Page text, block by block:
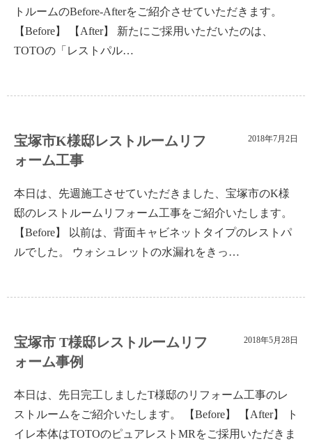
トルームのBefore-Afterをご紹介させていただきます。
【Before】 【After】 新たにご採用いただいたのは、
TOTOの「レストパル…
宝塚市K様邸レストルームリフ
ォーム工事
2018年7月2日
本日は、先週施工させていただきました、宝塚市のK様
邸のレストルームリフォーム工事をご紹介いたします。
【Before】 以前は、背面キャビネットタイプのレストパ
ルでした。 ウォシュレットの水漏れをきっ…
宝塚市 T様邸レストルームリフ
ォーム事例
2018年5月28日
本日は、先日完工しましたT様邸のリフォーム工事のレ
ストルームをご紹介いたします。 【Before】 【After】 ト
イレ本体はTOTOのピュアレストMRをご採用いただきま